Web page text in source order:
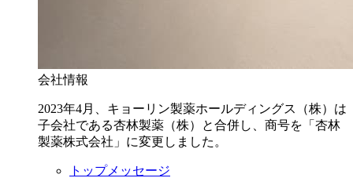
会社情報
2023年4月、キョーリン製薬ホールディングス（株）は
子会社である杏林製薬（株）と合併し、商号を「杏林
製薬株式会社」に変更しました。
トップメッセージ